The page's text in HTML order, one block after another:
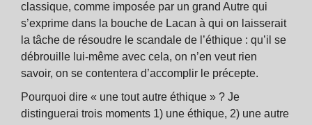
classique, comme imposée par un grand Autre qui
s’exprime dans la bouche de Lacan à qui on laisserait
la tâche de résoudre le scandale de l’éthique : qu’il se
débrouille lui-même avec cela, on n’en veut rien
savoir, on se contentera d’accomplir le précepte.
Pourquoi dire « une tout autre éthique » ? Je
distinguerai trois moments 1) une éthique, 2) une autre